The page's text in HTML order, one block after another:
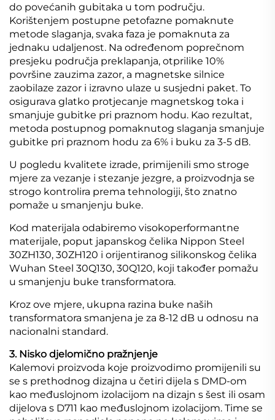
do povećanih gubitaka u tom području.
Korištenjem postupne petofazne pomaknute
metode slaganja, svaka faza je pomaknuta za
jednaku udaljenost. Na određenom poprečnom
presjeku područja preklapanja, otprilike 10%
površine zauzima zazor, a magnetske silnice
zaobilaze zazor i izravno ulaze u susjedni paket. To
osigurava glatko protjecanje magnetskog toka i
smanjuje gubitke pri praznom hodu. Kao rezultat,
metoda postupnog pomaknutog slaganja smanjuje
gubitke pri praznom hodu za 6% i buku za 3-5 dB.
U pogledu kvalitete izrade, primijenili smo stroge
mjere za vezanje i stezanje jezgre, a proizvodnja se
strogo kontrolira prema tehnologiji, što znatno
pomaže u smanjenju buke.
Kod materijala odabiremo visokoperformantne
materijale, poput japanskog čelika Nippon Steel
30ZH130, 30ZH120 i orijentiranog silikonskog čelika
Wuhan Steel 30Q130, 30Q120, koji također pomažu
u smanjenju buke transformatora.
Kroz ove mjere, ukupna razina buke naših
transformatora smanjena je za 8-12 dB u odnosu na
nacionalni standard.
3. Nisko djelomično pražnjenje
Kalemovi proizvoda koje proizvodimo promijenili su
se s prethodnog dizajna u četiri dijela s DMD-om
kao međuslojnom izolacijom na dizajn s šest ili osam
dijelova s D711 kao međuslojnom izolacijom. Time se